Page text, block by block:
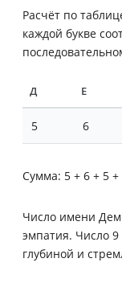
Расчёт по
каждой букве
Д Е
5 6
Сумма: 5 + 6 + 5 +
Число имени
эмпатия. Число
глубиной и